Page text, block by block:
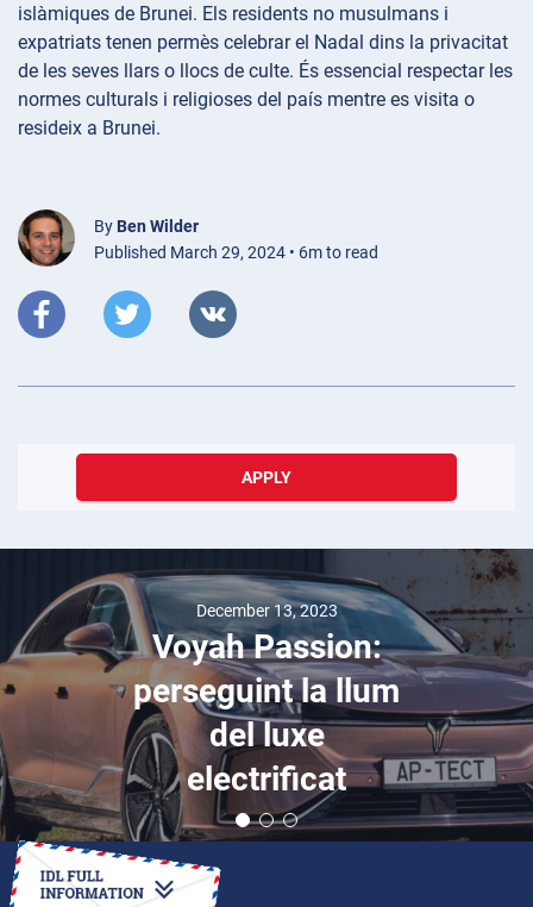
islàmiques de Brunei. Els residents no musulmans i
expatriats tenen permès celebrar el Nadal dins la privacitat
de les seves llars o llocs de culte. És essencial respectar les
normes culturals i religioses del país mentre es visita o
resideix a Brunei.
By Ben Wilder
Published March 29, 2024 • 6m to read
APPLY
December 13, 2023
Voyah Passion:
perseguint la llum
del luxe
electrificat
HOW TO